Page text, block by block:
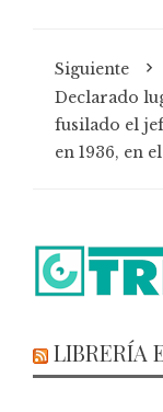
Siguiente
Declarado
fusilado el
en 1936, en
LIBRERÍA